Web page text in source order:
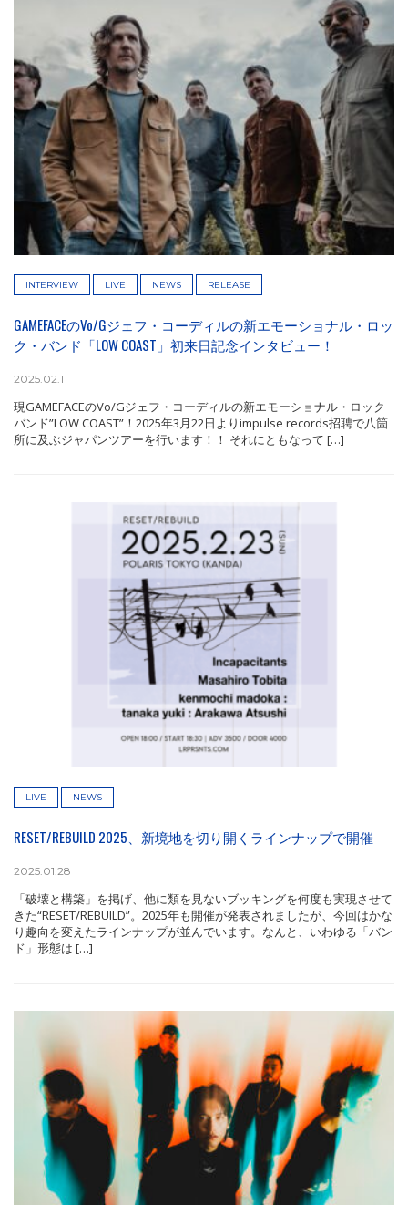
INTERVIEW LIVE NEWS RELEASE
GAMEFACEのVo/Gジェフ・コーディルの新エモーショナル・ロッ
ク・バンド「LOW COAST」初来日記念インタビュー！
2025.02.11
現GAMEFACEのVo/Gジェフ・コーディルの新エモーショナル・ロック
バンド”LOW COAST”！2025年3月22日よりimpulse records招聘で八箇
所に及ぶジャパンツアーを行います！！ それにともなって […]
LIVE NEWS
RESET/REBUILD 2025、新境地を切り開くラインナップで開催
2025.01.28
「破壊と構築」を掲げ、他に類を見ないブッキングを何度も実現させて
きた“RESET/REBUILD”。2025年も開催が発表されましたが、今回はかな
り趣向を変えたラインナップが並んでいます。なんと、いわゆる「バン
ド」形態は […]